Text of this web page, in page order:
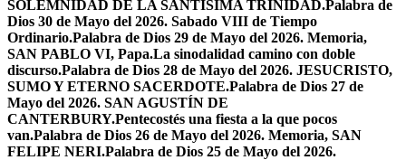
SOLEMNIDAD DE LA SANTÍSIMA TRINIDAD.Palabra de
Dios 30 de Mayo del 2026. Sabado VIII de Tiempo
Ordinario.Palabra de Dios 29 de Mayo del 2026. Memoria,
SAN PABLO VI, Papa.La sinodalidad camino con doble
discurso.Palabra de Dios 28 de Mayo del 2026. JESUCRISTO,
SUMO Y ETERNO SACERDOTE.Palabra de Dios 27 de
Mayo del 2026. SAN AGUSTÍN DE
CANTERBURY.Pentecostés una fiesta a la que pocos
van.Palabra de Dios 26 de Mayo del 2026. Memoria, SAN
FELIPE NERI.Palabra de Dios 25 de Mayo del 2026.